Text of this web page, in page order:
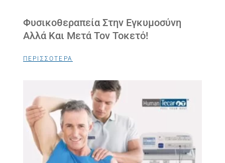
Φυσικοθεραπεία Στην Εγκυμοσύνη
Αλλά Και Μετά Τον Τοκετό!
ΠΕΡΙΣΣΟΤΕΡΑ